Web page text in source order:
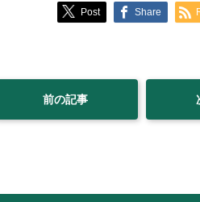
Post Share
前の記事